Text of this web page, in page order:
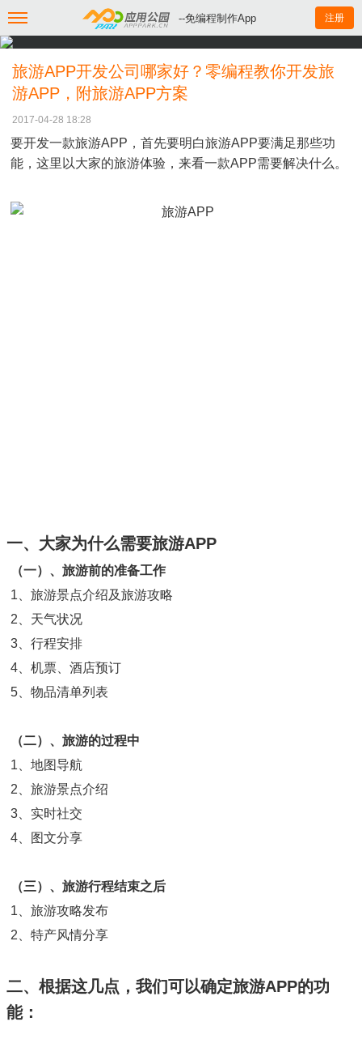
--免编程制作App 注册
旅游APP开发公司哪家好？零编程教你开发旅
游APP，附旅游APP方案
2017-04-28 18:28
要开发一款旅游APP，首先要明白旅游APP要满足那些功
能，这里以大家的旅游体验，来看一款APP需要解决什么。
一、大家为什么需要旅游APP
（一）、旅游前的准备工作
1、旅游景点介绍及旅游攻略
2、天气状况
3、行程安排
4、机票、酒店预订
5、物品清单列表
（二）、旅游的过程中
1、地图导航
2、旅游景点介绍
3、实时社交
4、图文分享
（三）、旅游行程结束之后
1、旅游攻略发布
2、特产风情分享
二、根据这几点，我们可以确定旅游APP的功
能：